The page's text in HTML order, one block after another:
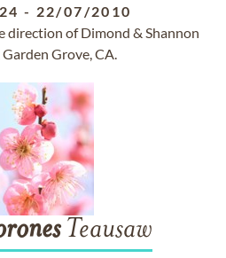
- 22/07/2010
direction of Dimond & Shannon
Grove, CA.
Teausaw